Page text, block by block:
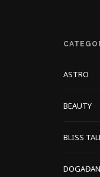
ASTRO
BEAUTY
BLISS